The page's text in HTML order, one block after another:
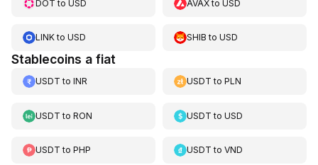
DOT to USD AVAXtoUSD
LINKto USD SHIB toUSD
Stablecoins a fiat
USDT to INR USDT toPLN
USDT to RON USDT toUSD
USDT to PHP USDT toVND